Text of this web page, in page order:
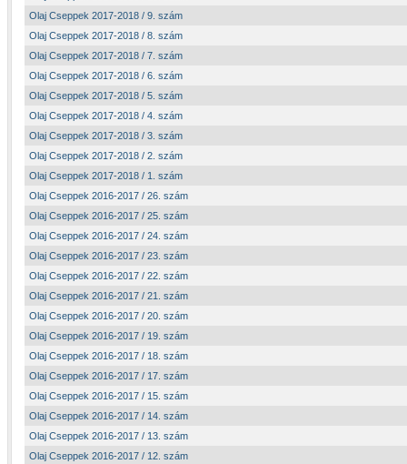
Olaj Cseppek 2017-2018 / 9. szám
Olaj Cseppek 2017-2018 / 8. szám
Olaj Cseppek 2017-2018 / 7. szám
Olaj Cseppek 2017-2018 / 6. szám
Olaj Cseppek 2017-2018 / 5. szám
Olaj Cseppek 2017-2018 / 4. szám
Olaj Cseppek 2017-2018 / 3. szám
Olaj Cseppek 2017-2018 / 2. szám
Olaj Cseppek 2017-2018 / 1. szám
Olaj Cseppek 2016-2017 / 26. szám
Olaj Cseppek 2016-2017 / 25. szám
Olaj Cseppek 2016-2017 / 24. szám
Olaj Cseppek 2016-2017 / 23. szám
Olaj Cseppek 2016-2017 / 22. szám
Olaj Cseppek 2016-2017 / 21. szám
Olaj Cseppek 2016-2017 / 20. szám
Olaj Cseppek 2016-2017 / 19. szám
Olaj Cseppek 2016-2017 / 18. szám
Olaj Cseppek 2016-2017 / 17. szám
Olaj Cseppek 2016-2017 / 15. szám
Olaj Cseppek 2016-2017 / 14. szám
Olaj Cseppek 2016-2017 / 13. szám
Olaj Cseppek 2016-2017 / 12. szám